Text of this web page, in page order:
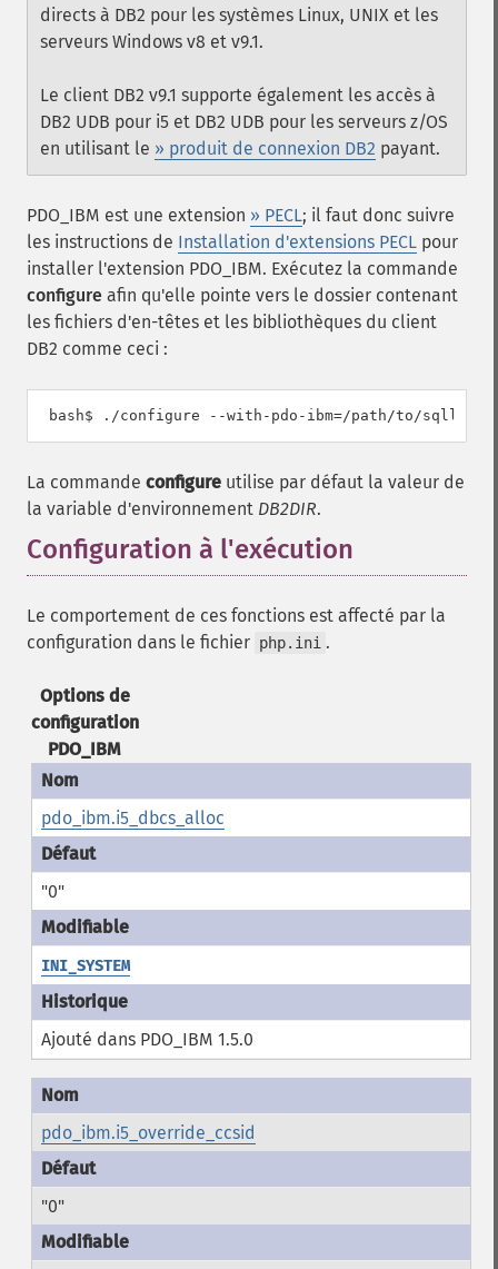
directs à DB2 pour les systèmes Linux, UNIX et les
serveurs Windows v8 et v9.1.
Le client DB2 v9.1 supporte également les accès à
DB2 UDB pour i5 et DB2 UDB pour les serveurs z/OS
en utilisant le » produit de connexion DB2 payant.
PDO_IBM est une extension » PECL; il faut donc suivre
les instructions de Installation d'extensions PECL pour
installer l'extension PDO_IBM. Exécutez la commande
configure afin qu'elle pointe vers le dossier contenant
les fichiers d'en-têtes et les bibliothèques du client
DB2 comme ceci :
La commande configure utilise par défaut la valeur de
la variable d'environnement DB2DIR.
Configuration à l'exécution
Le comportement de ces fonctions est affecté par la
configuration dans le fichier php.ini .
Options de
configuration
PDO_IBM
pdo_ibm.i5_dbcs_alloc
"0"
INI_SYSTEM
Ajouté dans PDO_IBM 1.5.0
pdo_ibm.i5_override_ccsid
"0"